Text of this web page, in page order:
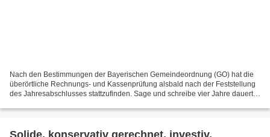
Nach den Bestimmungen der Bayerischen Gemeindeordnung (GO) hat die
überörtliche Rechnungs- und Kassenprüfung alsbald nach der Feststellung
des Jahresabschlusses stattzufinden. Sage und schreibe vier Jahre dauerte
Solide, konservativ gerechnet, investiv,